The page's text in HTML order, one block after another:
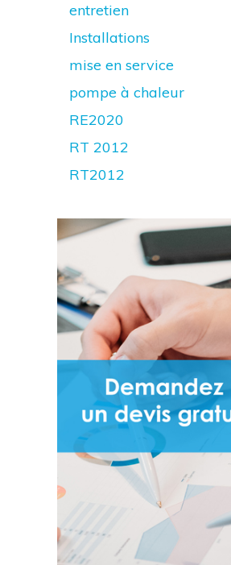
entretien
Installations
mise en service
pompe à chaleur
RE2020
RT 2012
RT2012